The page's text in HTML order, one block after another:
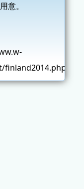
意。